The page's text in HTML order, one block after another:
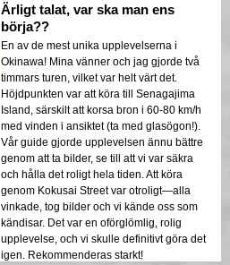
Ärligt talat, var ska man ens
börja??
En av de mest unika upplevelserna i
Okinawa! Mina vänner och jag gjorde två
timmars turen, vilket var helt värt det.
Höjdpunkten var att köra till Senagajima
Island, särskilt att korsa bron i 60-80 km/h
med vinden i ansiktet (ta med glasögon!).
Vår guide gjorde upplevelsen ännu bättre
genom att ta bilder, se till att vi var säkra
och hålla det roligt hela tiden. Att köra
genom Kokusai Street var otroligt—alla
vinkade, tog bilder och vi kände oss som
kändisar. Det var en oförglömlig, rolig
upplevelse, och vi skulle definitivt göra det
igen. Rekommenderas starkt!